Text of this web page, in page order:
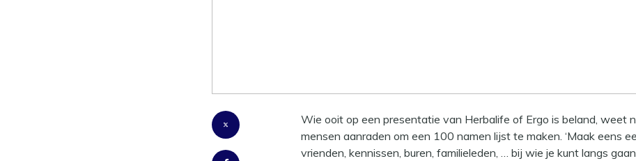
Wie ooit op een presentatie van Herbalife of Ergo is beland, weet
mensen aanraden om een 100 namen lijst te maken. ‘Maak eens
vrienden, kennissen, buren, familieleden, … bij wie je kunt langs